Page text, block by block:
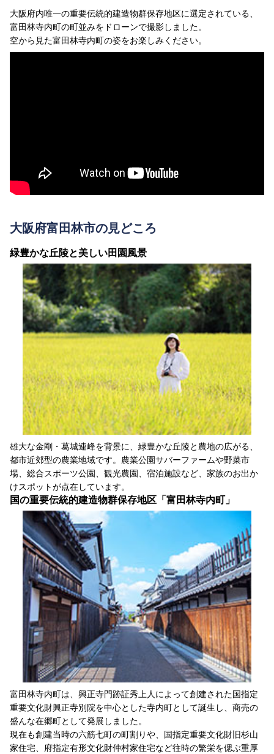
大阪府内唯一の重要伝統的建造物群保存地区に選定されている、
富田林寺内町の町並みをドローンで撮影しました。
空から見た富田林寺内町の姿をお楽しみください。
大阪府富田林市の見どころ
緑豊かな丘陵と美しい田園風景
雄大な金剛・葛城連峰を背景に、緑豊かな丘陵と農地の広がる、
都市近郊型の農業地域です。農業公園サバーファームや野菜市
場、総合スポーツ公園、観光農園、宿泊施設など、家族のお出か
けスポットが点在しています。
国の重要伝統的建造物群保存地区「富田林寺内町」
富田林寺内町は、興正寺門跡証秀上人によって創建された国指定
重要文化財興正寺別院を中心とした寺内町として誕生し、商売の
盛んな在郷町として発展しました。
現在も創建当時の六筋七町の町割りや、国指定重要文化財旧杉山
家住宅、府指定有形文化財仲村家住宅など往時の繁栄を偲ぶ重厚